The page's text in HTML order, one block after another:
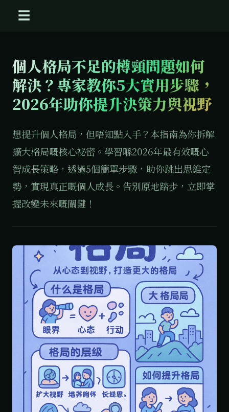
☰
個人格局不足的樽頸問題如何
解決？專家教你5大實用步驟，
2026年助你提升決策力與視野
想提升個人格局，但唔知點入手？本指南為你拆解
擴大格局嘅核心祕密。學習喺2026年最有效嘅心
智成長策略，透過5個簡單步驟，助你跳出思維定
勢，實現真正嘅個人成長。告別原地踏步，立即掌
握改變未來嘅關鍵！